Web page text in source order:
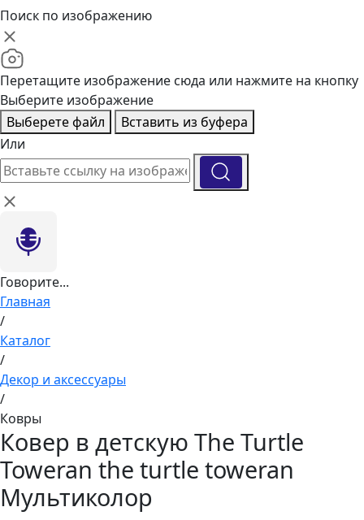
Поиск по изображению
Перетащите изображение сюда или нажмите на кнопку
Выберите изображение
Выберете файл
Вставить из буфера
Или
Говорите...
Главная
/
Каталог
/
Декор и аксессуары
/
Ковры
Ковер в детскую The Turtle
Toweran the turtle toweran
Мультиколор